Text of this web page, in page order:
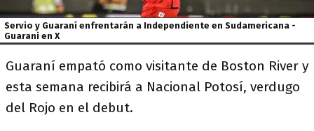
Servio y Guaraní enfrentarán a Independiente en Sudamericana -
Guarani en X
Guaraní empató como visitante de Boston River y
esta semana recibirá a Nacional Potosí, verdugo
del Rojo en el debut.